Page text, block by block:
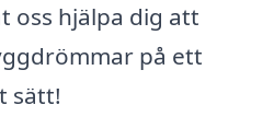
oss hjälpa dig att
på ett
sätt!